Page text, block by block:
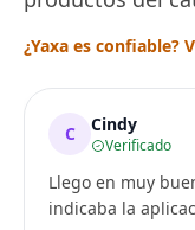
¿Yaxa es confiable?
C Cindy
Verificado
Llego en muy
indicaba la